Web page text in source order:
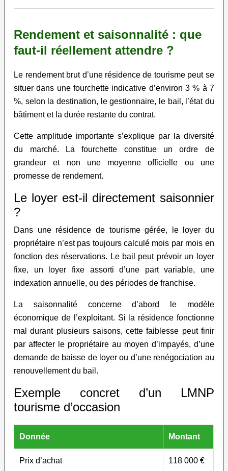
Rendement et saisonnalité : que
faut-il réellement attendre ?
Le rendement brut d’une résidence de tourisme peut se
situer dans une fourchette indicative d’environ 3 % à 7
%, selon la destination, le gestionnaire, le bail, l’état du
bâtiment et la durée restante du contrat.
Cette amplitude importante s’explique par la diversité
du marché. La fourchette constitue un ordre de
grandeur et non une moyenne officielle ou une
promesse de rendement.
Le loyer est-il directement saisonnier
?
Dans une résidence de tourisme gérée, le loyer du
propriétaire n’est pas toujours calculé mois par mois en
fonction des réservations. Le bail peut prévoir un loyer
fixe, un loyer fixe assorti d’une part variable, une
indexation annuelle, ou des périodes de franchise.
La saisonnalité concerne d’abord le modèle
économique de l’exploitant. Si la résidence fonctionne
mal durant plusieurs saisons, cette faiblesse peut finir
par affecter le propriétaire au moyen d’impayés, d’une
demande de baisse de loyer ou d’une renégociation au
renouvellement du bail.
Exemple concret d’un LMNP
tourisme d’occasion
Donnée Montant
Prix d’achat 118 000 €